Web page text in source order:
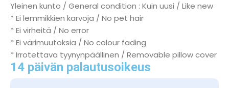
Yleinen kunto / General condition : Kuin uusi / Like new
* Ei lemmikkien karvoja / No pet hair
* Ei virheitä / No error
* Ei värimuutoksia / No colour fading
* Irrotettava tyynynpäällinen / Removable pillow cover
14 päivän palautusoikeus